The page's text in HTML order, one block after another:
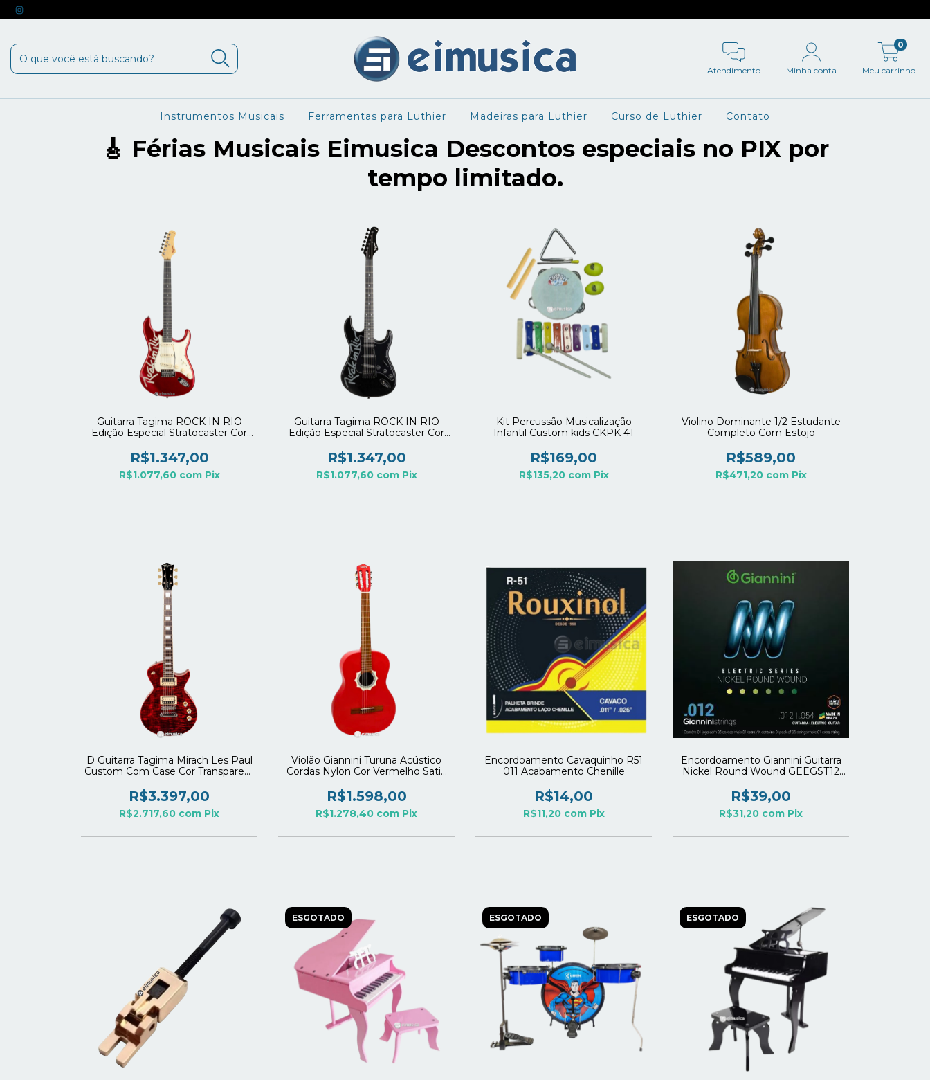
Atendimento Minha conta Meu carrinho
0
Instrumentos Musicais Ferramentas para Luthier Madeiras para Luthier Curso de Luthier Contato
🎸 Férias Musicais Eimusica Descontos especiais no PIX por
tempo limitado.
Guitarra Tagima ROCK IN RIO
Edição Especial Stratocaster Cor
R$1.347,00
R$1.077,60 com Pix
Guitarra Tagima ROCK IN RIO
Edição Especial Stratocaster Cor
R$1.347,00
R$1.077,60 com Pix
Kit Percussão Musicalização
Infantil Custom kids CKPK 4T
R$169,00
R$135,20 com Pix
Violino Dominante 1/2 Estudante
Completo Com Estojo
R$589,00
R$471,20 com Pix
D Guitarra Tagima Mirach Les Paul
Custom Com Case Cor Transparent
R$3.397,00
R$2.717,60 com Pix
Violão Giannini Turuna Acústico
Cordas Nylon Cor Vermelho Satin
DTW
R$1.598,00
R$1.278,40 com Pix
Encordoamento Cavaquinho R51
011 Acabamento Chenille
R$14,00
R$11,20 com Pix
Encordoamento Giannini Guitarra
Nickel Round Wound GEEGST12
R$39,00
R$31,20 com Pix
ESGOTADO ESGOTADO ESGOTADO